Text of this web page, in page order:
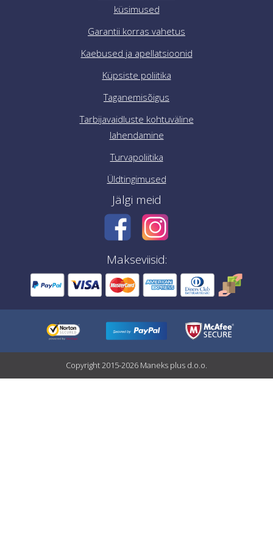
küsimused
Garantii korras vahetus
Kaebused ja apellatsioonid
Küpsiste poliitika
Taganemisõigus
Tarbijavaidluste kohtuväline
lahendamine
Turvapoliitika
Üldtingimused
Jälgi meid
Makseviisid:
Copyright 2015-2026 Maneks plus d.o.o.